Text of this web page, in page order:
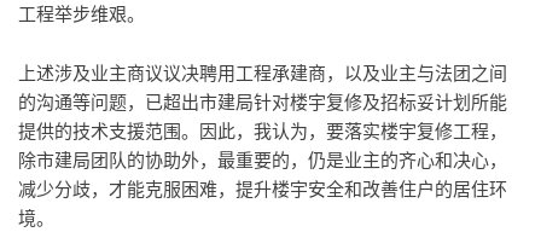
工程举步维艰。
上述涉及业主商议议决聘用工程承建商，以及业主与法团之间
的沟通等问题，已超出市建局针对楼宇复修及招标妥计划所能
提供的技术支援范围。因此，我认为，要落实楼宇复修工程，
除市建局团队的协助外，最重要的，仍是业主的齐心和决心，
减少分歧，才能克服困难，提升楼宇安全和改善住户的居住环
境。